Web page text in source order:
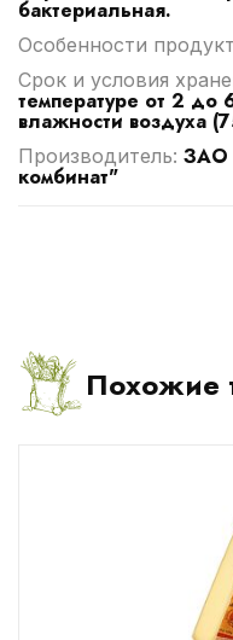
бактериальная.
Особенности
Срок и условия
температуре от 2 до
влажности воздуха
Производитель: ЗАО
комбинат"
Похожие